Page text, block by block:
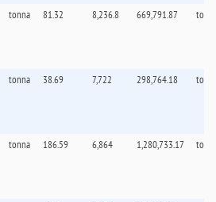
tonna 81.32 8,236.8 669,791.87
tonna 38.69 7,722 298,764.18
tonna 186.59 6,864 1,280,733.17